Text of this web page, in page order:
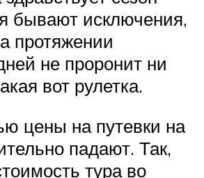
бывают исключения,
протяжении
не проронит ни
вот рулетка.
цены на путевки на
падают. Так,
тура во